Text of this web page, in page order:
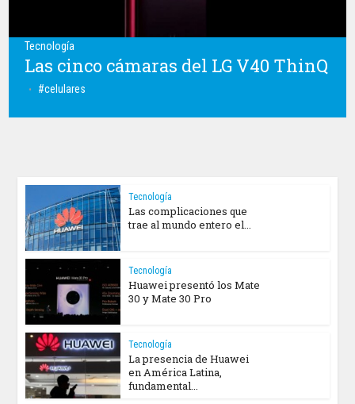
Tecnología
Las cinco cámaras del LG V40 ThinQ
celulares
Tecnología
Las complicaciones que
trae al mundo entero el...
Tecnología
Huawei presentó los Mate
30 y Mate 30 Pro
Tecnología
La presencia de Huawei
en América Latina,
fundamental...